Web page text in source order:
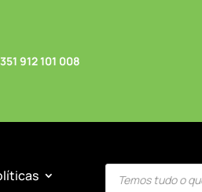
912 101 008
Products
search